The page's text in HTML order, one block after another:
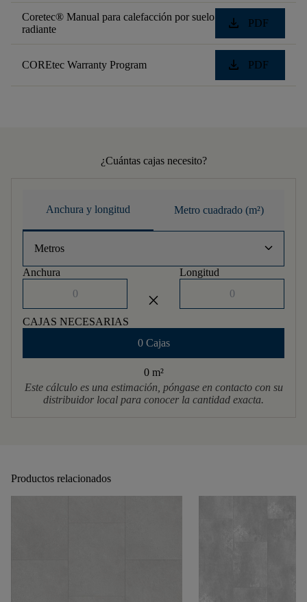
Coretec® Manual para calefacción por suelo
radiante
download PDF
COREtec Warranty Program download PDF
¿Cuántas cajas necesito?
Anchura y longitud Metro cuadrado (m²)
Metros keyboard_arrow_down
Anchura
close
Longitud
CAJAS NECESARIAS
0 Cajas
0 m²
Este cálculo es una estimación, póngase en contacto con su
distribuidor local para conocer la cantidad exacta.
Productos relacionados